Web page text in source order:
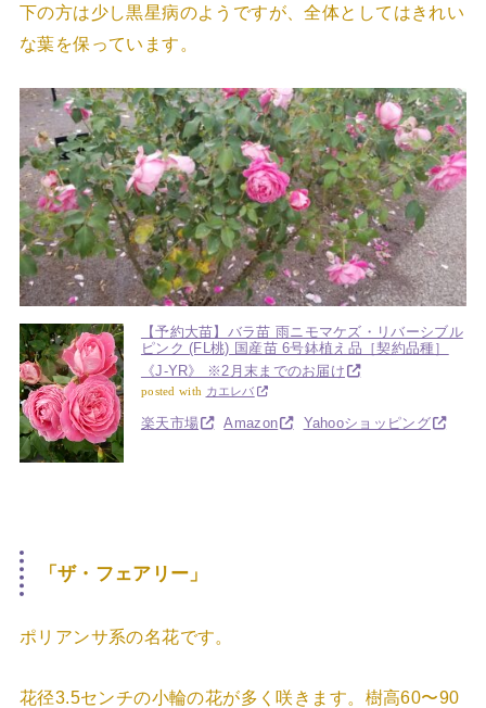
下の方は少し黒星病のようですが、全体としてはきれい
な葉を保っています。
【予約大苗】バラ苗 雨ニモマケズ・リバーシブル
ピンク (FL桃) 国産苗 6号鉢植え品［契約品種］
《J-YR》 ※2月末までのお届け
posted with カエレバ
楽天市場 Amazon Yahooショッピング
「ザ・フェアリー」
ポリアンサ系の名花です。
花径3.5センチの小輪の花が多く咲きます。樹高60〜90